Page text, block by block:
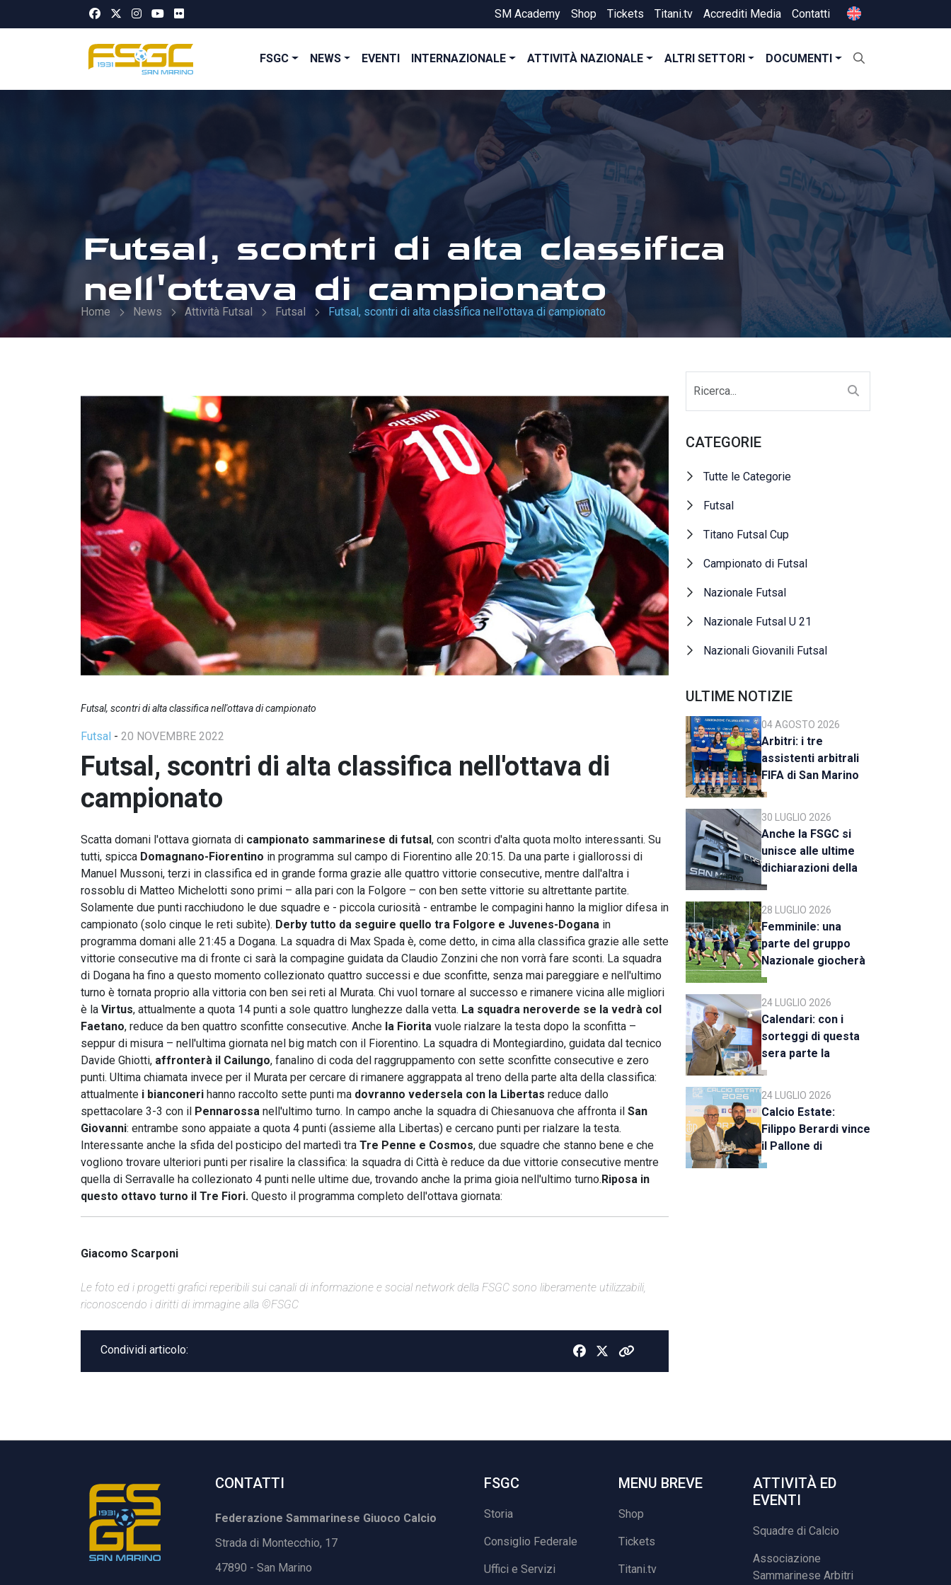
SM Academy Shop Tickets Titani.tv Accrediti Media Contatti
FSGC NEWS EVENTI INTERNAZIONALE ATTIVITÀ NAZIONALE ALTRI SETTORI DOCUMENTI
Futsal, scontri di alta classifica
nell'ottava di campionato
Home News Attività Futsal Futsal Futsal, scontri di alta classifica nell'ottava di campionato
Futsal, scontri di alta classifica nell'ottava di campionato
Futsal - 20 NOVEMBRE 2022
Futsal, scontri di alta classifica nell'ottava di
campionato
Scatta domani l'ottava giornata di campionato sammarinese di futsal, con scontri d'alta quota molto interessanti. Su
tutti, spicca Domagnano-Fiorentino in programma sul campo di Fiorentino alle 20:15. Da una parte i giallorossi di
Manuel Mussoni, terzi in classifica ed in grande forma grazie alle quattro vittorie consecutive, mentre dall'altra i
rossoblu di Matteo Michelotti sono primi – alla pari con la Folgore – con ben sette vittorie su altrettante partite.
Solamente due punti racchiudono le due squadre e - piccola curiosità - entrambe le compagini hanno la miglior difesa in
campionato (solo cinque le reti subìte). Derby tutto da seguire quello tra Folgore e Juvenes-Dogana in
programma domani alle 21:45 a Dogana. La squadra di Max Spada è, come detto, in cima alla classifica grazie alle sette
vittorie consecutive ma di fronte ci sarà la compagine guidata da Claudio Zonzini che non vorrà fare sconti. La squadra
di Dogana ha fino a questo momento collezionato quattro successi e due sconfitte, senza mai pareggiare e nell'ultimo
turno è tornata proprio alla vittoria con ben sei reti al Murata. Chi vuol tornare al successo e rimanere vicina alle migliori
è la Virtus, attualmente a quota 14 punti a sole quattro lunghezze dalla vetta. La squadra neroverde se la vedrà col
Faetano, reduce da ben quattro sconfitte consecutive. Anche la Fiorita vuole rialzare la testa dopo la sconfitta –
seppur di misura – nell'ultima giornata nel big match con il Fiorentino. La squadra di Montegiardino, guidata dal tecnico
Davide Ghiotti, affronterà il Cailungo, fanalino di coda del raggruppamento con sette sconfitte consecutive e zero
punti. Ultima chiamata invece per il Murata per cercare di rimanere aggrappata al treno della parte alta della classifica:
attualmente i bianconeri hanno raccolto sette punti ma dovranno vedersela con la Libertas reduce dallo
spettacolare 3-3 con il Pennarossa nell'ultimo turno. In campo anche la squadra di Chiesanuova che affronta il San
Giovanni: entrambe sono appaiate a quota 4 punti (assieme alla Libertas) e cercano punti per rialzare la testa.
Interessante anche la sfida del posticipo del martedì tra Tre Penne e Cosmos, due squadre che stanno bene e che
vogliono trovare ulteriori punti per risalire la classifica: la squadra di Città è reduce da due vittorie consecutive mentre
quella di Serravalle ha collezionato 4 punti nelle ultime due, trovando anche la prima gioia nell'ultimo turno.Riposa in
questo ottavo turno il Tre Fiori. Questo il programma completo dell'ottava giornata:
Giacomo Scarponi
Le foto ed i progetti grafici reperibili sui canali di informazione e social network della FSGC sono liberamente utilizzabili,
riconoscendo i diritti di immagine alla ©FSGC
Condividi articolo:
CATEGORIE
Tutte le Categorie
Futsal
Titano Futsal Cup
Campionato di Futsal
Nazionale Futsal
Nazionale Futsal U 21
Nazionali Giovanili Futsal
ULTIME NOTIZIE
04 AGOSTO 2026
Arbitri: i tre
assistenti arbitrali
FIFA di San Marino
al raduno della CAN
C
30 LUGLIO 2026
Anche la FSGC si
unisce alle ultime
dichiarazioni della
UEFA
28 LUGLIO 2026
Femminile: una
parte del gruppo
Nazionale giocherà
a Rimini
24 LUGLIO 2026
Calendari: con i
sorteggi di questa
sera parte la
stagione 2026-27
24 LUGLIO 2026
Calcio Estate:
Filippo Berardi vince
il Pallone di
Cristallo, al Tre Fiori
CONTATTI
Federazione Sammarinese Giuoco Calcio
Strada di Montecchio, 17
47890 - San Marino
FSGC
Storia
Consiglio Federale
Uffici e Servizi
MENU BREVE
Shop
Tickets
Titani.tv
ATTIVITÀ ED
EVENTI
Squadre di Calcio
Associazione
Sammarinese Arbitri